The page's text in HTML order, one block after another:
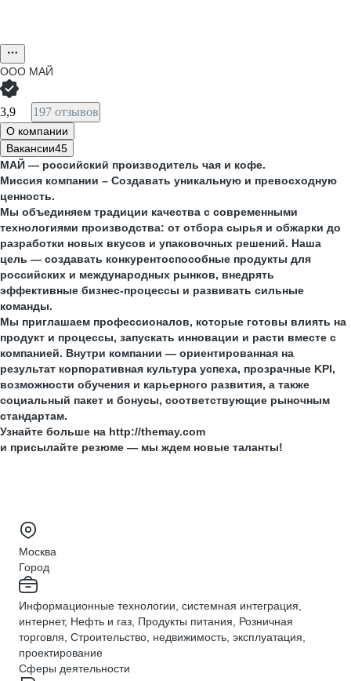
ООО МАЙ
3,9 197 отзывов
О компании
Вакансии45
МАЙ — российский производитель чая и кофе.
Миссия компании – Создавать уникальную и превосходную
ценность.
Мы объединяем традиции качества с современными
технологиями производства: от отбора сырья и обжарки до
разработки новых вкусов и упаковочных решений. Наша
цель — создавать конкурентоспособные продукты для
российских и международных рынков, внедрять
эффективные бизнес‑процессы и развивать сильные
команды.
Мы приглашаем профессионалов, которые готовы влиять на
продукт и процессы, запускать инновации и расти вместе с
компанией. Внутри компании — ориентированная на
результат корпоративная культура успеха, прозрачные KPI,
возможности обучения и карьерного развития, а также
социальный пакет и бонусы, соответствующие рыночным
стандартам.
Узнайте больше на http://themay.com
и присылайте резюме — мы ждем новые таланты!
Москва
Город
Информационные технологии, системная интеграция,
интернет, Нефть и газ, Продукты питания, Розничная
торговля, Строительство, недвижимость, эксплуатация,
проектирование
Сферы деятельности